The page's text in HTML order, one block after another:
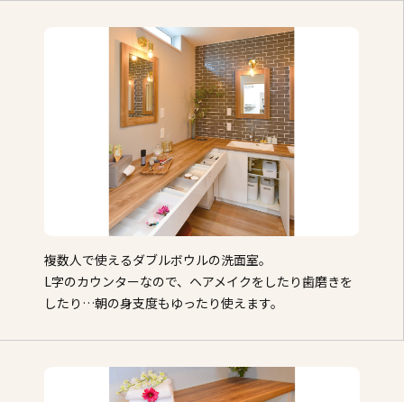
複数人で使えるダブルボウルの洗面室。
L字のカウンターなので、ヘアメイクをしたり歯磨きを
したり…朝の身支度もゆったり使えます。